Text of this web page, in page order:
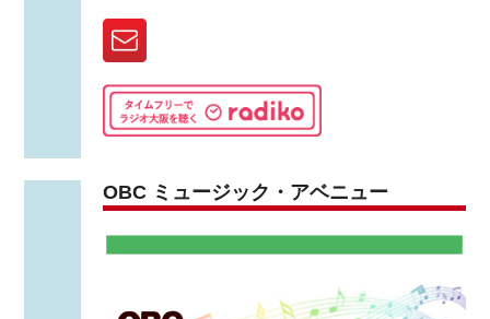
OBC ミュージック・アベニュー